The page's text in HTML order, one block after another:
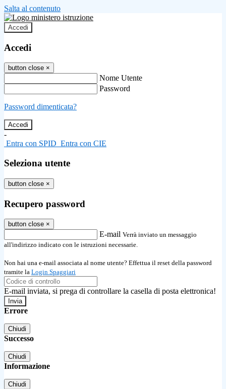
Salta al contenuto
Accedi
Accedi
button close ×
Nome Utente
Password
Password dimenticata?
-
Entra con SPID Entra con CIE
Seleziona utente
button close ×
Recupero password
button close ×
E-mail Verrà inviato un messaggio
all'indirizzo indicato con le istruzioni necessarie.
Non hai una e-mail associata al nome utente? Effettua il reset della password
tramite la Login Spaggiari
E-mail inviata, si prega di controllare la casella di posta elettronica!
Errore
Chiudi
Successo
Chiudi
Informazione
Chiudi